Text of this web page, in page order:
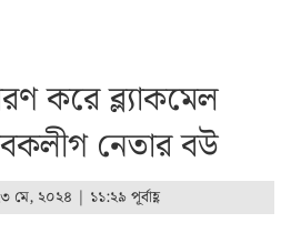
করে ব্ল্যাকমেল
নেতার বউ
মে, ২০২৪ | ১১:২৯ পূর্বাহ্ণ